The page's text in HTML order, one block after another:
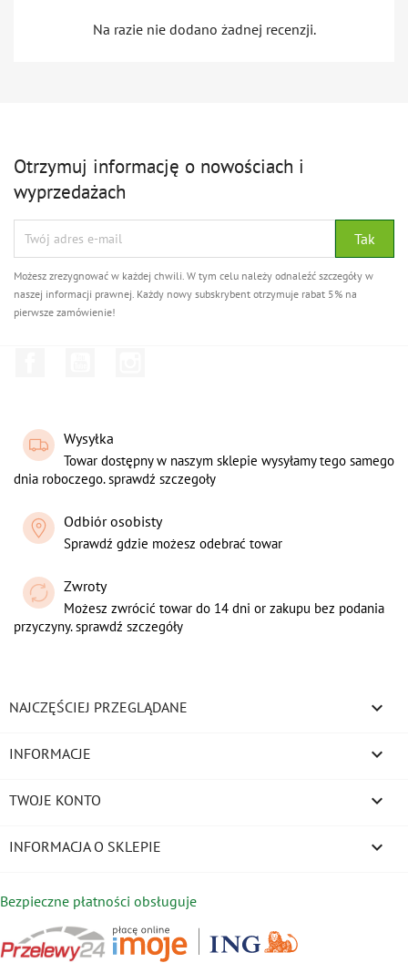
Na razie nie dodano żadnej recenzji.
Otrzymuj informację o nowościach i
wyprzedażach
Możesz zrezygnować w każdej chwili. W tym celu należy odnaleźć szczegóły w
naszej informacji prawnej. Każdy nowy subskrybent otrzymuje rabat 5% na
pierwsze zamówienie!
Wysyłka
Towar dostępny w naszym sklepie wysyłamy tego samego
dnia roboczego. sprawdź szczegoły
Odbiór osobisty
Sprawdź gdzie możesz odebrać towar
Zwroty
Możesz zwrócić towar do 14 dni or zakupu bez podania
przyczyny. sprawdź szczegóły
NAJCZĘŚCIEJ PRZEGLĄDANE 
INFORMACJE 
TWOJE KONTO 
INFORMACJA O SKLEPIE keyboard_arrow_down
Bezpieczne płatności obsługuje